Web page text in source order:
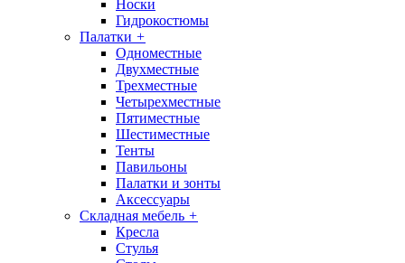
Носки
Гидрокостюмы
Палатки +
Одноместные
Двухместные
Трехместные
Четырехместные
Пятиместные
Шестиместные
Тенты
Павильоны
Палатки и зонты
Аксессуары
Складная мебель +
Кресла
Стулья